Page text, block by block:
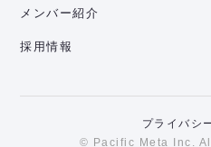
メンバー紹介
採用情報
プライバシ
© Pacific Meta Inc.